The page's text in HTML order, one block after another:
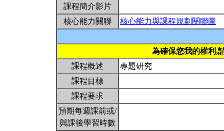
課程簡介影片
核心能力關聯
核心能力與課程規劃關聯圖
為確保您我的權利,
課程概述
專題研究
課程目標
課程要求
預期每週課前或/
與課後學習時數